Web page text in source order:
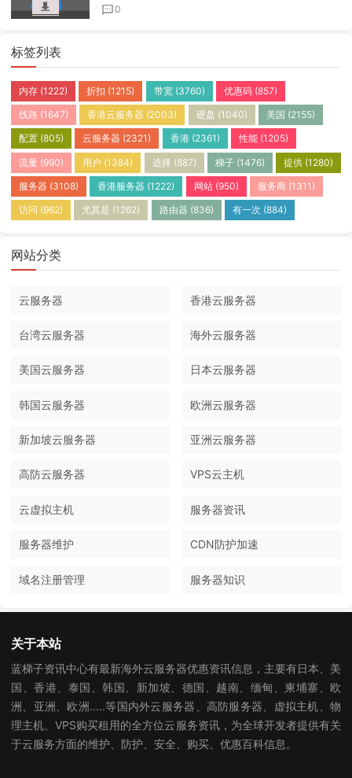
0
标签列表
内存 (1222) 折扣 (1215) 带宽(3760) 优惠码(857)
线路 (1647) 香港云服务器 (2003) 硬盘 (1040) 美国 (2155)
配置 (805) 云服务器 (2321) 香港(2361) 性能(1205)
流量 (990) 用户 (1384) 选择 (887) 梯子(1476) 提供 (1280)
服务器 (3108) 香港服务器 (1222) 网站(950) 服务商(1311)
访问 (962) 尤其是 (1262) 路由器 (836) 有一次 (884)
网站分类
云服务器 香港云服务器
台湾云服务器 海外云服务器
美国云服务器 日本云服务器
韩国云服务器 欧洲云服务器
新加坡云服务器 亚洲云服务器
高防云服务器 VPS云主机
云虚拟主机 服务器资讯
服务器维护 CDN防护加速
域名注册管理 服务器知识
关于本站
蓝梯子资讯中心有最新海外云服务器优惠资讯信息，主要有日本、美
国、香港、泰国、韩国、新加坡、德国、越南、缅甸、柬埔寨、欧
洲、亚洲、欧洲.....等国内外云服务器、高防服务器、虚拟主机、物
理主机、VPS购买租用的全方位云服务资讯，为全球开发者提供有关
于云服务方面的维护、防护、安全、购买、优惠百科信息。